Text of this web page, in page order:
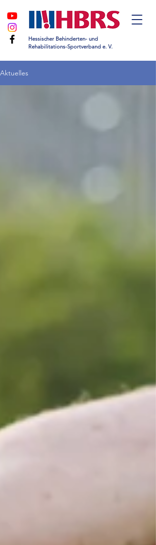
Hessischer Behinderten- und
Rehabilitations-Sportverband e. V.
Aktuelles